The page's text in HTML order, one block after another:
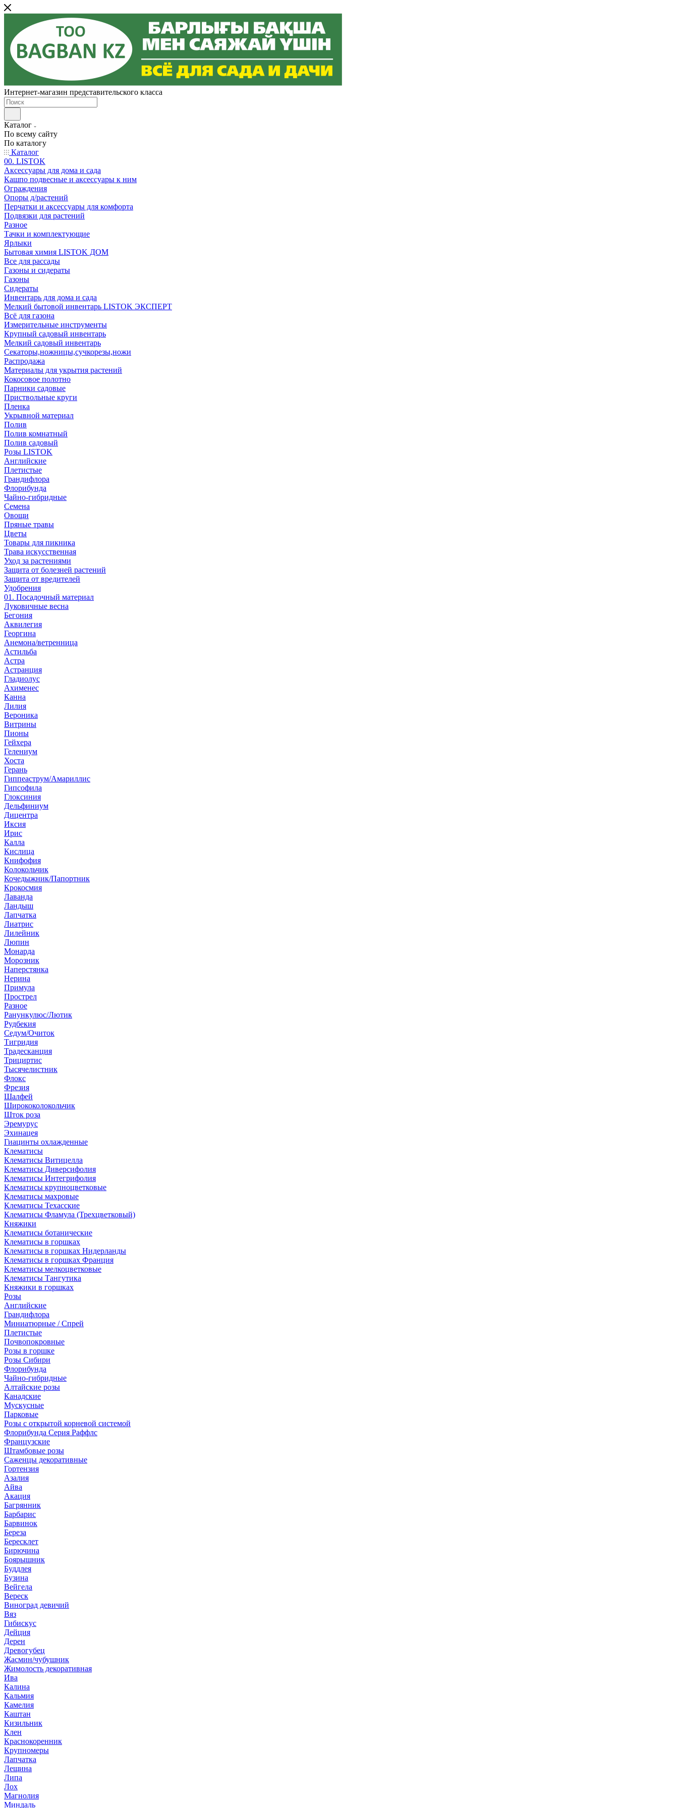
Интернет-магазин представительского класса
Каталог
По всему сайту
По каталогу
Каталог
00. LISTOK
Аксессуары для дома и сада
Кашпо подвесные и аксессуары к ним
Ограждения
Опоры д/растений
Перчатки и аксессуары для комфорта
Подвязки для растений
Разное
Тачки и комплектующие
Ярлыки
Бытовая химия LISTOK ДОМ
Все для рассады
Газоны и сидераты
Газоны
Сидераты
Инвентарь для дома и сада
Мелкий бытовой инвентарь LISTOK ЭКСПЕРТ
Всё для газона
Измерительные инструменты
Крупный садовый инвентарь
Мелкий садовый инвентарь
Секаторы,ножницы,сучкорезы,ножи
Распродажа
Материалы для укрытия растений
Кокосовое полотно
Парники садовые
Приствольные круги
Пленка
Укрывной материал
Полив
Полив комнатный
Полив садовый
Розы LISTOK
Английские
Плетистые
Грандифлора
Флорибунда
Чайно-гибридные
Семена
Овощи
Пряные травы
Цветы
Товары для пикника
Трава искусственная
Уход за растениями
Защита от болезней растений
Защита от вредителей
Удобрения
01. Посадочный материал
Луковичные весна
Бегония
Аквилегия
Георгина
Анемона/ветренница
Астильба
Астра
Астранция
Гладиолус
Ахименес
Канна
Лилия
Вероника
Витрины
Пионы
Гейхера
Гелениум
Хоста
Герань
Гиппеаструм/Амариллис
Гипсофила
Глоксиния
Дельфиниум
Дицентра
Иксия
Ирис
Калла
Кислица
Книфофия
Колокольчик
Кочедыжник/Папортник
Крокосмия
Лаванда
Ландыш
Лапчатка
Лиатрис
Лилейник
Люпин
Монарда
Морозник
Наперстянка
Нерина
Примула
Прострел
Разное
Ранункулюс/Лютик
Рудбекия
Седум/Очиток
Тигридия
Традесканция
Трициртис
Тысячелистник
Флокс
Фрезия
Шалфей
Ширококолокольчик
Шток роза
Эремурус
Эхинацея
Гиацинты охлажденные
Клематисы
Клематисы Витицелла
Клематисы Диверсифолия
Клематисы Интегрифолия
Клематисы крупноцветковые
Клематисы махровые
Клематисы Техасские
Клематисы Фламула (Трехцветковый)
Княжики
Клематисы ботанические
Клематисы в горшках
Клематисы в горшках Нидерланды
Клематисы в горшках Франция
Клематисы мелкоцветковые
Клематисы Тангутика
Княжики в горшках
Розы
Английские
Грандифлора
Миниатюрные / Спрей
Плетистые
Почвопокровные
Розы в горшке
Розы Сибири
Флорибунда
Чайно-гибридные
Алтайские розы
Канадские
Мускусные
Парковые
Розы с открытой корневой системой
Флорибунда Серия Раффлс
Французские
Штамбовые розы
Саженцы декоративные
Гортензия
Азалия
Айва
Акация
Багрянник
Барбарис
Барвинок
Береза
Бересклет
Бирючина
Боярышник
Буддлея
Бузина
Вейгела
Вереск
Виноград девичий
Вяз
Гибискус
Дейция
Дерен
Древогубец
Жасмин/чубушник
Жимолость декоративная
Ива
Калина
Кальмия
Камелия
Каштан
Кизильник
Клен
Краснокоренник
Крупномеры
Лапчатка
Лещина
Липа
Лох
Магнолия
Миндаль